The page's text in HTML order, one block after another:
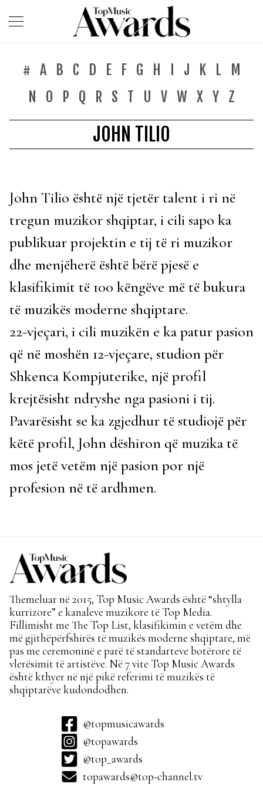
# A B C D E F G H J K L
M
N
O P Q R S T U V W X Y Z
JOHN TILIO
John Tilio është një tjetër talent i ri në
tregun muzikor shqiptar, i cili sapo ka
publikuar projektin e tij të ri muzikor
dhe menjëherë është bërë pjesë e
klasifikimit të 100 këngëve më të bukura
të muzikës moderne shqiptare.
22-vjeçari, i cili muzikën e ka patur pasion
që në moshën 12-vjeçare, studion për
Shkenca Kompjuterike, një profil
krejtësisht ndryshe nga pasioni i tij.
Pavarësisht se ka zgjedhur të studiojë për
këtë profil, John dëshiron që muzika të
mos jetë vetëm një pasion por një
profesion në të ardhmen.
Themeluar në 2015, Top Music Awards është “shtylla
kurrizore” e kanaleve muzikore të Top Media.
Fillimisht me The Top List, klasifikimin e vetëm dhe
më gjithëpërfshirës të muzikës moderne shqiptare, më
pas me ceremoninë e parë të standarteve botërore të
vlerësimit të artistëve. Në 7 vite Top Music Awards
është kthyer në një pikë referimi të muzikës të
shqiptarëve kudondodhen.
@topmusicawards
@topawards
@top_awards
topawards@top-channel.tv